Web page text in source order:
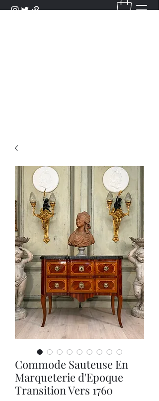
Commode Sauteuse En
Marqueterie d'Epoque
Transition Vers 1760